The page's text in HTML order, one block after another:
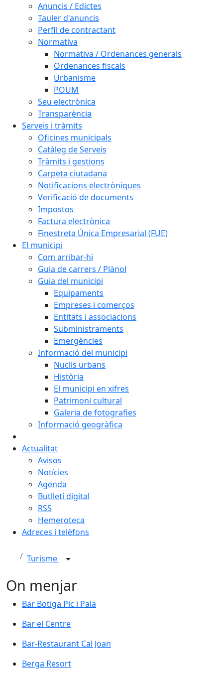
Anuncis / Edictes
Tauler d'anuncis
Perfil de contractant
Normativa
Normativa / Ordenances generals
Ordenances fiscals
Urbanisme
POUM
Seu electrònica
Transparència
Serveis i tràmits
Oficines municipals
Catàleg de Serveis
Tràmits i gestions
Carpeta ciutadana
Notificacions electròniques
Verificació de documents
Impostos
Factura electrònica
Finestreta Única Empresarial (FUE)
El municipi
Com arribar-hi
Guia de carrers / Plànol
Guia del municipi
Equipaments
Empreses i comerços
Entitats i associacions
Subministraments
Emergències
Informació del municipi
Nuclis urbans
Història
El municipi en xifres
Patrimoni cultural
Galeria de fotografies
Informació geogràfica
Actualitat
Avisos
Notícies
Agenda
Butlletí digital
RSS
Hemeroteca
Adreces i telèfons
Turisme
On menjar
Bar Botiga Pic i Pala
Bar el Centre
Bar-Restaurant Cal Joan
Berga Resort